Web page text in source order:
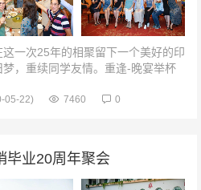
一次25年的相聚留下一个美好的印
，重续同学友情。重逢-晚宴举杯
05-22) 7460 0
毕业20周年聚会